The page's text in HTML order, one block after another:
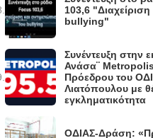
103,6
bullying"
Συνέντευξη στην
Ανάσα¨
Πρόεδρου του
Λιατόπουλου με
εγκληματικότητα
ΟΔΙΑΣ-Δράση: